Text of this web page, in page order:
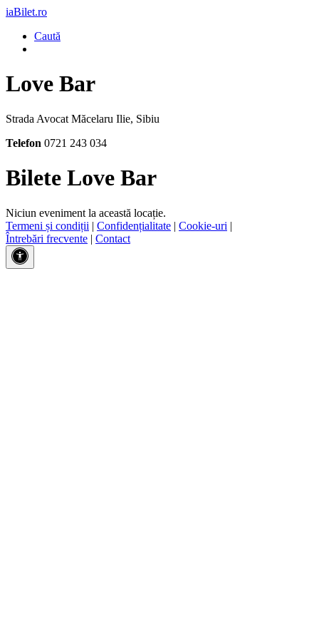
iaBilet.ro
Caută
Love Bar
Strada Avocat Măcelaru Ilie, Sibiu
Telefon 0721 243 034
Bilete Love Bar
Niciun eveniment la această locație.
Termeni și condiții | Confidențialitate | Cookie-uri |
Întrebări frecvente | Contact